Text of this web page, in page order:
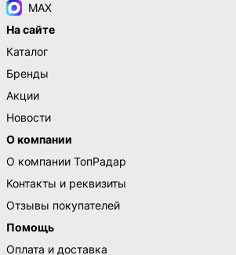
MAX
На сайте
Каталог
Бренды
Акции
Новости
О компании
О компании ТопРадар
Контакты и реквизиты
Отзывы покупателей
Помощь
Оплата и доставка